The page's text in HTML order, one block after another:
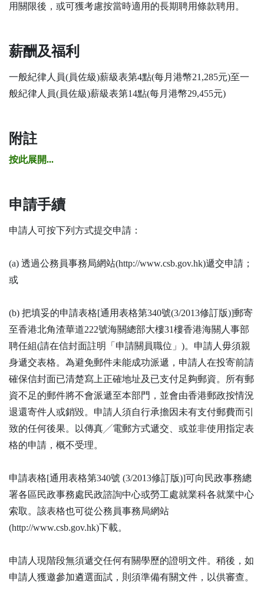
用關限後，或可獲考慮按當時適用的長期聘用條款聘用。
薪酬及福利
一般紀律人員(員佐級)薪級表第4點(每月港幣21,285元)至一
般紀律人員(員佐級)薪級表第14點(每月港幣29,455元)
附註
按此展開...
申請手續
申請人可按下列方式提交申請：
(a) 透過公務員事務局網站(http://www.csb.gov.hk)遞交申請；
或
(b) 把填妥的申請表格[通用表格第340號(3/2013修訂版)]郵寄
至香港北角渣華道222號海關總部大樓31樓香港海關人事部
聘任組(請在信封面註明「申請關員職位」)。申請人毋須親
身遞交表格。為避免郵件未能成功派遞，申請人在投寄前請
確保信封面已清楚寫上正確地址及已支付足夠郵資。所有郵
資不足的郵件將不會派遞至本部門，並會由香港郵政按情況
退還寄件人或銷毀。申請人須自行承擔因未有支付郵費而引
致的任何後果。以傳真╱電郵方式遞交、或並非使用指定表
格的申請，概不受理。
申請表格[通用表格第340號 (3/2013修訂版)]可向民政事務總
署各區民政事務處民政諮詢中心或勞工處就業科各就業中心
索取。該表格也可從公務員事務局網站
(http://www.csb.gov.hk)下載。
申請人現階段無須遞交任何有關學歷的證明文件。稍後，如
申請人獲邀參加遴選面試，則須準備有關文件，以供審查。